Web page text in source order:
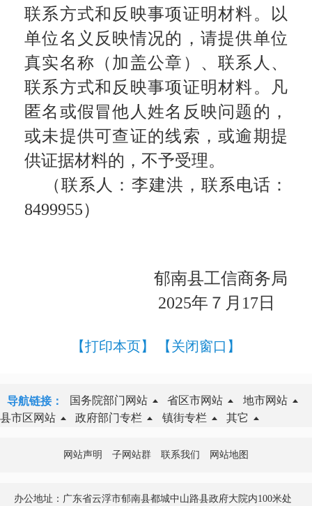
联系方式和反映事项证明材料。以
单位名义反映情况的，请提供单位
真实名称（加盖公章）、联系人、
联系方式和反映事项证明材料。凡
匿名或假冒他人姓名反映问题的，
或未提供可查证的线索，或逾期提
供证据材料的，不予受理。
（联系人：李建洪，联系电话：
8499955）
郁南县工信商务局
2025年７月17日
【打印本页】 【关闭窗口】
导航链接： 国务院部门网站 省区市网站
地市网站
县市区网站
政府部门专栏 镇街专栏 其它
网站声明 子网站群 联系我们 网站地图
办公地址：广东省云浮市郁南县都城中山路县政府大院内100米处